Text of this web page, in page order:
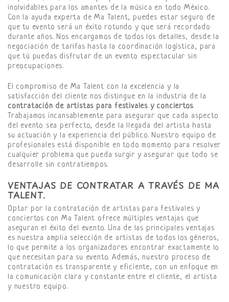
inolvidables para los amantes de la música en todo México.
Con la ayuda experta de Ma Talent, puedes estar seguro de
que tu evento será un éxito rotundo y que será recordado
durante años. Nos encargamos de todos los detalles, desde la
negociación de tarifas hasta la coordinación logística, para
que tú puedas disfrutar de un evento espectacular sin
preocupaciones.
El compromiso de Ma Talent con la excelencia y la
satisfacción del cliente nos distingue en la industria de la
contratación de artistas para festivales y conciertos.
Trabajamos incansablemente para asegurar que cada aspecto
del evento sea perfecto, desde la llegada del artista hasta
su actuación y la experiencia del público. Nuestro equipo de
profesionales está disponible en todo momento para resolver
cualquier problema que pueda surgir y asegurar que todo se
desarrolle sin contratiempos.
VENTAJAS DE CONTRATAR A TRAVÉS DE MA
TALENT.
Optar por la contratación de artistas para festivales y
conciertos con Ma Talent ofrece múltiples ventajas que
aseguran el éxito del evento. Una de las principales ventajas
es nuestra amplia selección de artistas de todos los géneros,
lo que permite a los organizadores encontrar exactamente lo
que necesitan para su evento. Además, nuestro proceso de
contratación es transparente y eficiente, con un enfoque en
la comunicación clara y constante entre el cliente, el artista
y nuestro equipo.